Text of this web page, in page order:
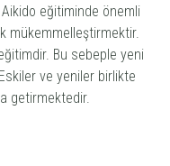
eğitiminde önemli
mükemmelleştirmektir.
Bu sebeple yeni
ve yeniler birlikte
getirmektedir.